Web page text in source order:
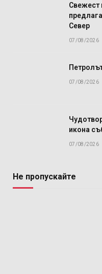
Свежест
Север
07/08/2026
07/08/2026
икона
07/08/2026
Не пропускайте